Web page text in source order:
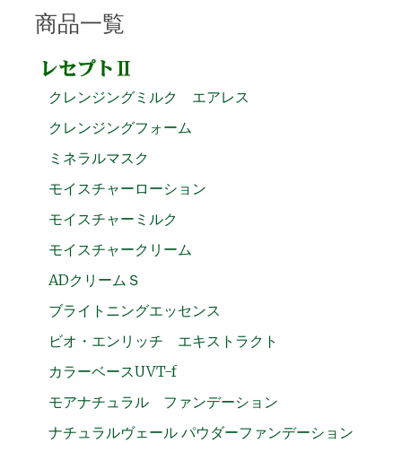
商品一覧
クレンジングミルク エアレス
クレンジングフォーム
ミネラルマスク
モイスチャーローション
モイスチャーミルク
モイスチャークリーム
ADクリームＳ
ブライトニングエッセンス
ビオ・エンリッチ エキストラクト
カラーベースUVT-f
モアナチュラル ファンデーション
ナチュラルヴェール パウダーファンデーション